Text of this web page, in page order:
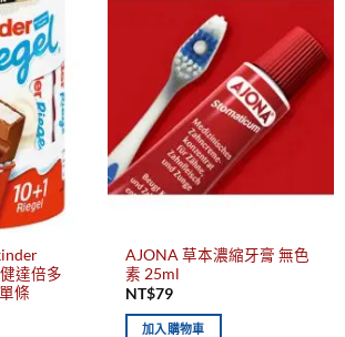
達倍多
條
AJONA 草本濃縮牙膏 無色
素 25ml
NT$79
加入購物車